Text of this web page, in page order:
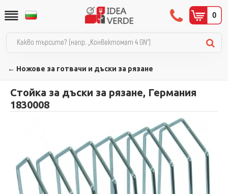
0
← Ножове за готвачи и дъски за рязане
Стойка за дъски за рязане, Германия
1830008